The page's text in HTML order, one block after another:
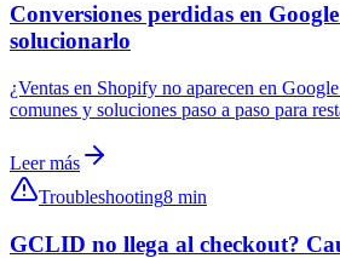
Conversiones perdidas en
solucionarlo
¿Ventas en Shopify no aparecen en
comunes y soluciones paso a paso para
Leer más
Troubleshooting8 min
GCLID no llega al checkout?